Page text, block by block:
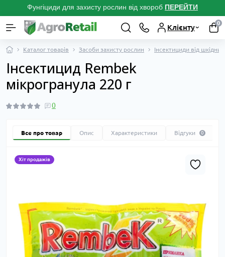
Фунгіциди для захисту рослин від хвороб ПЕРЕЙТИ
Клієнту
0
Каталог товарів Засоби захисту рослин Інсектициди від
Інсектицид Rembek
мікрогранула 220 г
0
Все про товар Опис Характеристики Відгуки 0
Хіт продажів